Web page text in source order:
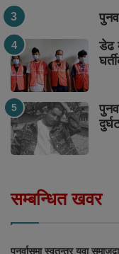
डेढ
सम्बन्धित खवर
पुनर्वासमा स्वतन्त्र युवा